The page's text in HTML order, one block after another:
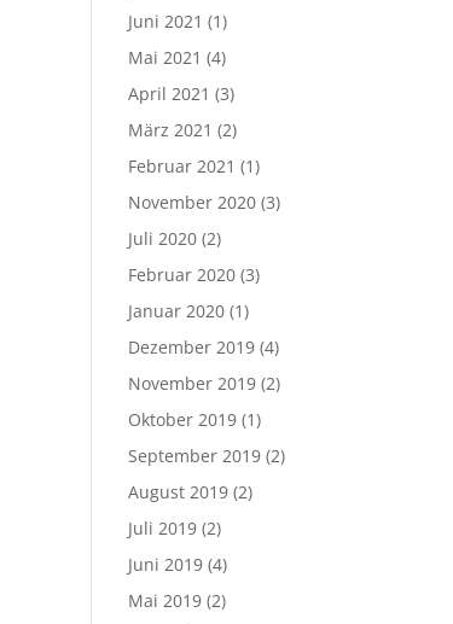
Juni 2021 (1)
Mai 2021 (4)
April 2021 (3)
März 2021 (2)
Februar 2021 (1)
November 2020 (3)
Juli 2020 (2)
Februar 2020 (3)
Januar 2020 (1)
Dezember 2019 (4)
November 2019 (2)
Oktober 2019 (1)
September 2019 (2)
August 2019 (2)
Juli 2019 (2)
Juni 2019 (4)
Mai 2019 (2)